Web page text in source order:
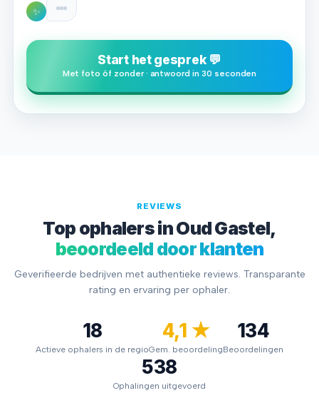
✨
Start het gesprek 💬
Met foto óf zonder · antwoord in 30 seconden
REVIEWS
Top ophalers in Oud Gastel,
beoordeeld door klanten
Geverifieerde bedrijven met authentieke reviews. Transparante
rating en ervaring per ophaler.
18
Actieve ophalers in de regio
4,1 ★
Gem. beoordeling
134
Beoordelingen
538
Ophalingen uitgevoerd